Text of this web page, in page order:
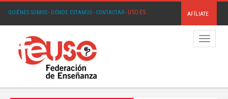
QUIÉNES SOMOS· DÓNDE ESTAMOS· CONTACTAR· USO.ES AFÍLIATE
Menú